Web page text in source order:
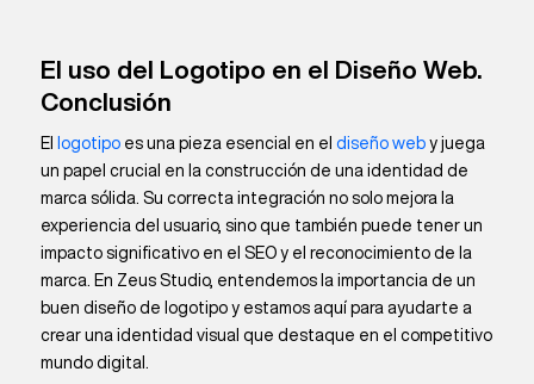
El uso del Logotipo en el Diseño Web.
Conclusión
El logotipoes una pieza esencial en el diseño weby juega
un papel crucial en la construcción de una identidad de
marca sólida. Su correcta integración no solo mejora la
experiencia del usuario, sino que también puede tener un
impacto significativo en el SEO y el reconocimiento de la
marca. En Zeus Studio, entendemos la importancia de un
buen diseño de logotipo y estamos aquí para ayudarte a
crear una identidad visual que destaque en el competitivo
mundo digital.